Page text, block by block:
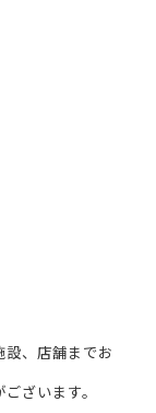
、店舗までお
ざいます。